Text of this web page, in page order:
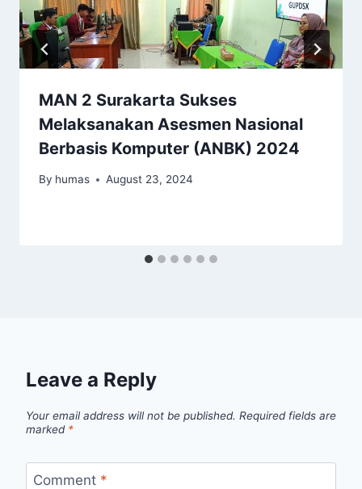
MAN 2 Surakarta Sukses
Melaksanakan Asesmen Nasional
Berbasis Komputer (ANBK) 2024
By humas August 23, 2024
Leave a Reply
Your email address will not be published. Required fields are
marked *
Comment *